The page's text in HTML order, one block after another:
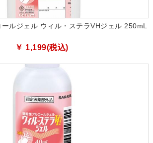
ルジェル ウィル・ステラVHジェル 250mL
￥ 1,199(税込)